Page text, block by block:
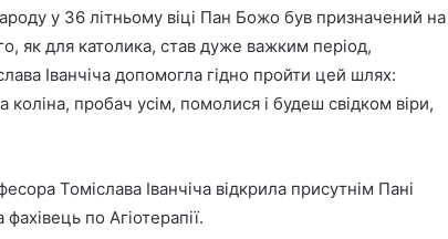
у 36 літньому віці Пан Божо був призначений на
як для католика, став дуже важким період,
Іванчіча допомогла гідно пройти цей шлях:
пробач усім, помолися і будеш свідком віри,
Томіслава Іванчіча відкрила присутнім Пані
по Агіотерапії.